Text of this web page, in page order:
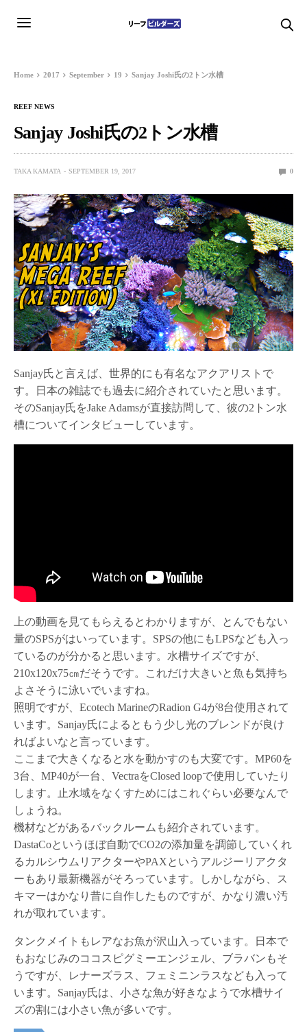
Home 2017 September 19 Sanjay Joshi氏の2トン水槽
REEF NEWS
Sanjay Joshi氏の2トン水槽
TAKA KAMATA SEPTEMBER 19, 2017 0
Sanjay氏と言えば、世界的にも有名なアクアリストで
す。日本の雑誌でも過去に紹介されていたと思います。
そのSanjay氏をJake Adamsが直接訪問して、彼の2トン水
槽についてインタビューしています。
上の動画を見てもらえるとわかりますが、とんでもない
量のSPSがはいっています。SPSの他にもLPSなども入っ
ているのが分かると思います。水槽サイズですが、
210x120x75㎝だそうです。これだけ大きいと魚も気持ち
よさそうに泳いでいますね。
照明ですが、Ecotech MarineのRadion G4が8台使用されて
います。Sanjay氏によるともう少し光のブレンドが良け
ればよいなと言っています。
ここまで大きくなると水を動かすのも大変です。MP60を
3台、MP40が一台、VectraをClosed loopで使用していたり
します。止水域をなくすためにはこれぐらい必要なんで
しょうね。
機材などがあるバックルームも紹介されています。
DastaCoというほぼ自動でCO2の添加量を調節していくれ
るカルシウムリアクターやPAXというアルジーリアクタ
ーもあり最新機器がそろっています。しかしながら、ス
キマーはかなり昔に自作したものですが、かなり濃い汚
れが取れています。
タンクメイトもレアなお魚が沢山入っています。日本で
もおなじみのココスピグミーエンジェル、ブラバンもそ
うですが、レナーズラス、フェミニンラスなども入って
います。Sanjay氏は、小さな魚が好きなようで水槽サイ
ズの割には小さい魚が多いです。